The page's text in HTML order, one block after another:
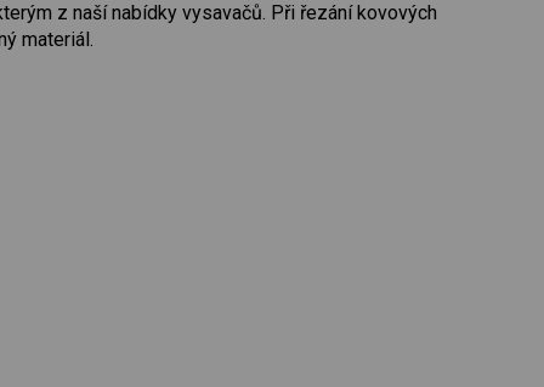
z naší nabídky vysavačů. Při řezání kovových
materiál.